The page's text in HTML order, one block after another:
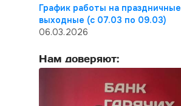
График работы на праздничные
выходные (с 07.03 по 09.03)
06.03.2026
Нам доверяют: